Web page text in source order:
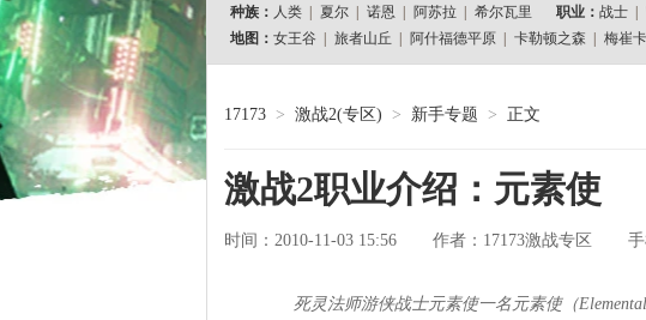
种族： 人类 夏尔 诺恩 阿苏拉 希尔瓦里 职业： 战士
地图： 女王谷 旅者山丘 阿什福德平原 卡勒顿之森 梅崔
17173 > 激战2(专区) > 新手专题 > 正文
激战2职业介绍：元素使
时间：2010-11-03 15:56 作者： 17173激战专区
死灵法师游侠战士元素使一名元素使（